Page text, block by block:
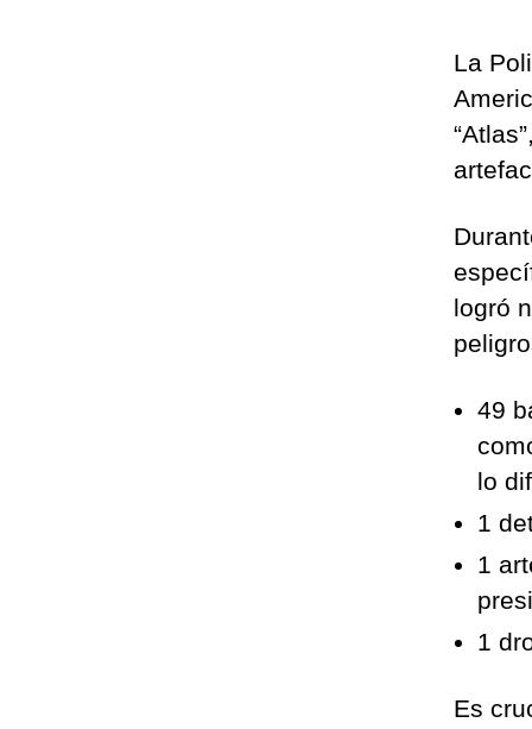
La
logró
49
lo
1
1
1
Es